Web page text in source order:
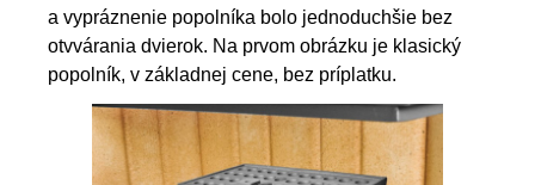
a vypráznenie popolníka bolo jednoduchšie bez
otvvárania dvierok. Na prvom obrázku je klasický
popolník, v základnej cene, bez príplatku.